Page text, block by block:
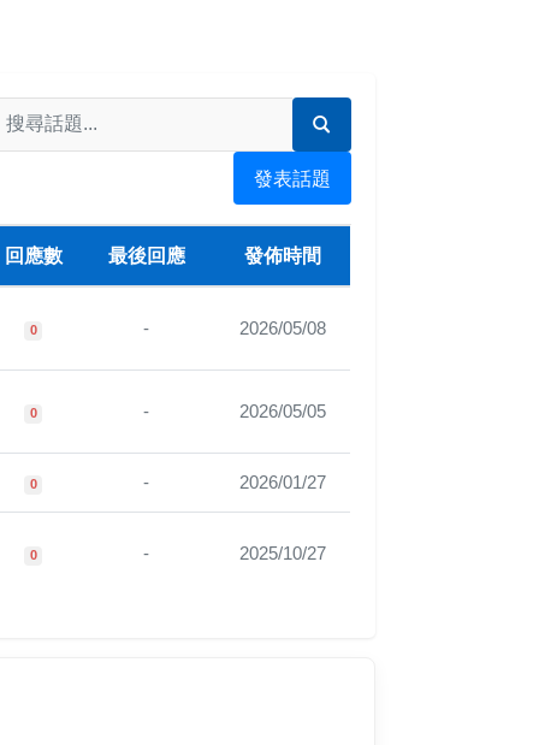
發表話題
回應數 最後回應 發佈時間
0 - 2026/05/08
0 - 2026/05/05
0 - 2026/01/27
0 - 2025/10/27